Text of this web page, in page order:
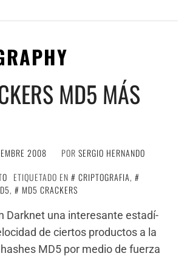
MD5 MÁS
2008 POR SERGIO HERNANDO
ETIQUETADO EN CRIPTOGRAFIA,
,
MD5 CRACKERS
Darknet una interesante estadí­
de ciertos productos a la
MD5 por medio de fuerza